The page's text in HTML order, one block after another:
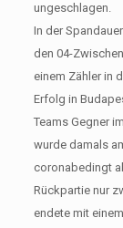
ungeschlagen.
In der
den 04-
einem Zähler in
Erfolg in
Teams Gegner
wurde damals
coronabedingt
Rückpartie nur
endete mit